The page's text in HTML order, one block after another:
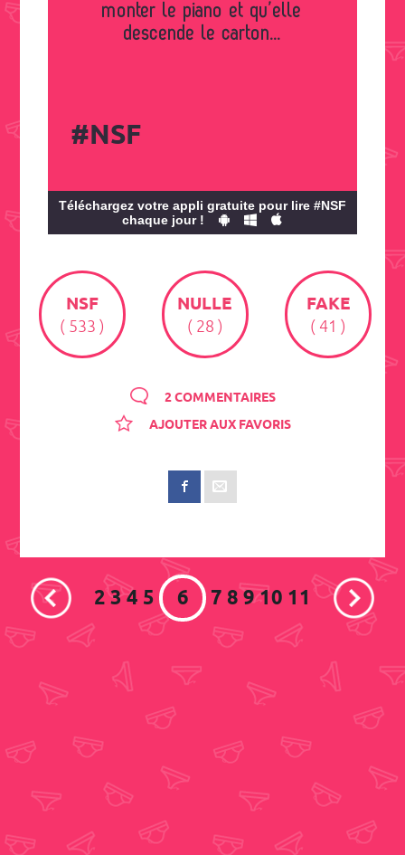
monter le piano et qu’elle
descende le carton...
#NSF
Téléchargez votre appli gratuite pour lire #NSF
chaque jour !
NSF
( 533 )
NULLE
( 28 )
FAKE
( 41 )
2 COMMENTAIRES
AJOUTER AUX FAVORIS
234 5 6 78910 11